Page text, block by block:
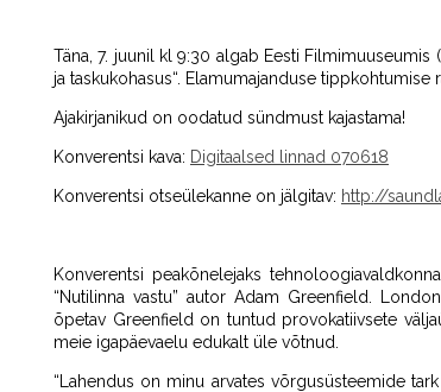
Täna, 7. juunil kl 9:30 algab Eesti
ja taskukohasus“. Elamumajanduse
Ajakirjanikud on oodatud sündmust kajastama!
Konverentsi kava: Digitaalsed linnad 070618
Konverentsi otseülekanne on jälgitav: http://
Konverentsi peakõnelejaks
“Nutilinna vastu” autor Adam Greenfield.
õpetav Greenfield on tuntud provokatiivsete
meie igapäevaelu edukalt üle võtnud.
“Lahendus on minu arvates võrgusüsteemide